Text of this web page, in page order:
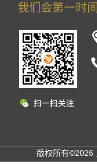
版权所有©2026